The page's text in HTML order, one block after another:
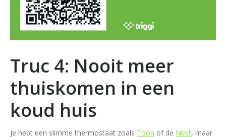
Truc 4: Nooit meer
thuiskomen in een
koud huis
Je hebt een slimme thermostaat zoals Toon of de Nest, maar